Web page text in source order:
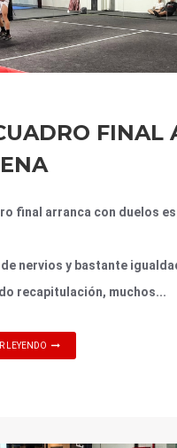
FINAL
final arranca con duelos
nervios y bastante
recapitulación, muchos...
LEYENDO